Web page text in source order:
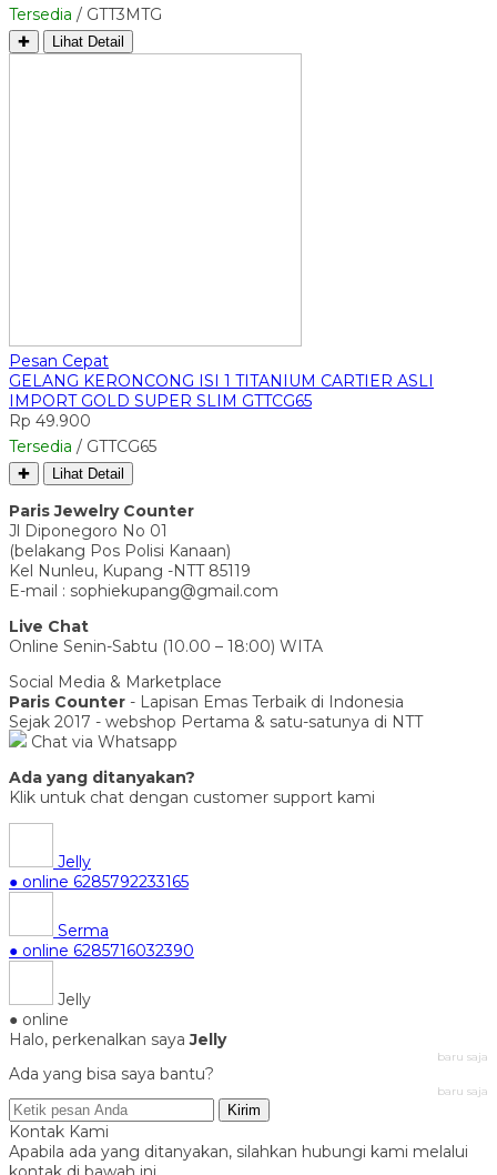
Tersedia / GTT3MTG
✚ Lihat Detail
Pesan Cepat
GELANG KERONCONG ISI 1 TITANIUM CARTIER ASLI
IMPORT GOLD SUPER SLIM GTTCG65
Rp 49.900
Tersedia / GTTCG65
✚ Lihat Detail
Paris Jewelry Counter
Jl Diponegoro No 01
(belakang Pos Polisi Kanaan)
Kel Nunleu, Kupang -NTT 85119
E-mail : sophiekupang@gmail.com
Live Chat
Online Senin-Sabtu (10.00 – 18:00) WITA
Social Media & Marketplace
Paris Counter - Lapisan Emas Terbaik di Indonesia
Sejak 2017 - webshop Pertama & satu-satunya di NTT
Chat via Whatsapp
Ada yang ditanyakan?
Klik untuk chat dengan customer support kami
Jelly
● online 6285792233165
Serma
● online 6285716032390
Jelly
● online
Halo, perkenalkan sayaJelly
baru saja
Ada yang bisa saya bantu?
baru saja
Kirim
Kontak Kami
Apabila ada yang ditanyakan, silahkan hubungi kami melalui